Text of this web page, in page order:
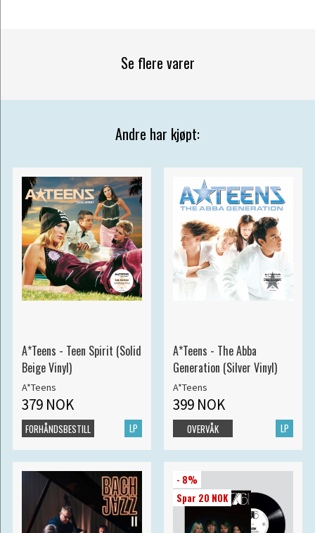
Se flere varer
Andre har kjøpt:
A*Teens - Teen Spirit (Solid
Beige Vinyl)
A*Teens
379 NOK
LP
FORHÅNDSBESTILL
A*Teens - The Abba
Generation (Silver Vinyl)
A*Teens
399 NOK
LP
OVERVÅK
- 8%
Spar 20 NOK